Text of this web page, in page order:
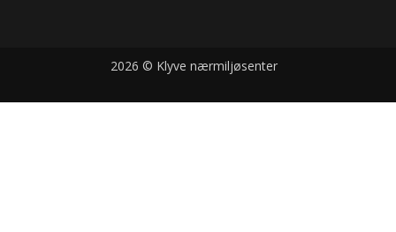
2026 © Klyve nærmiljøsenter